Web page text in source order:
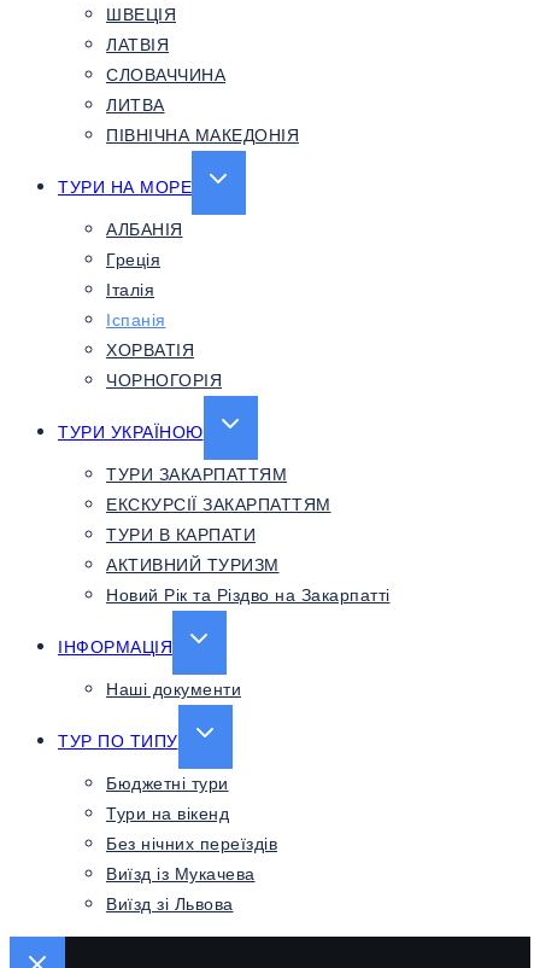
ШВЕЦІЯ
ЛАТВІЯ
СЛОВАЧЧИНА
ЛИТВА
ПІВНІЧНА МАКЕДОНІЯ
ТУРИ НА МОРЕ
EXPAND
АЛБАНІЯ
Греція
Італія
Іспанія
ХОРВАТІЯ
ЧОРНОГОРІЯ
ТУРИ УКРАЇНОЮ
EXPAND
MENU
ТУРИ ЗАКАРПАТТЯМ
ЕКСКУРСІЇ ЗАКАРПАТТЯМ
ТУРИ В КАРПАТИ
АКТИВНИЙ ТУРИЗМ
Новий Рік та Різдво на Закарпатті
ІНФОРМАЦІЯ
EXPAND
MENU
Наші документи
ТУР ПО ТИПУ
EXPAND
MENU
Бюджетні тури
Тури на вікенд
Без нічних переїздів
Виїзд із Мукачева
Виїзд зі Львова